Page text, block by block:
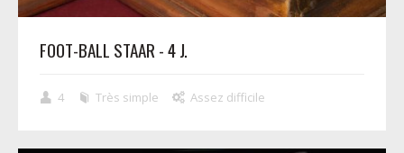
FOOT-BALL STAAR - 4 J.
4 Très simple Assez difficile